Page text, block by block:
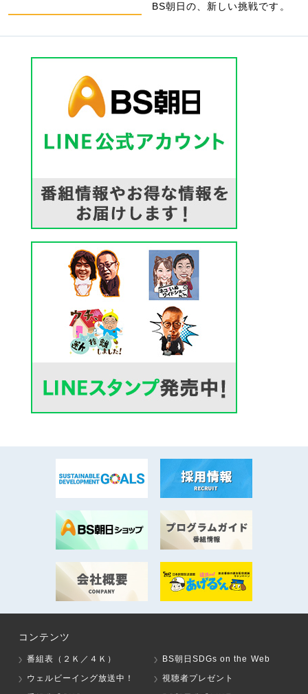
BS朝日の、新しい挑戦です。
コンテンツ
番組表（２Ｋ／４Ｋ）
BS朝日SDGs on the Web
ウェルビーイング放送中！
視聴者プレゼント